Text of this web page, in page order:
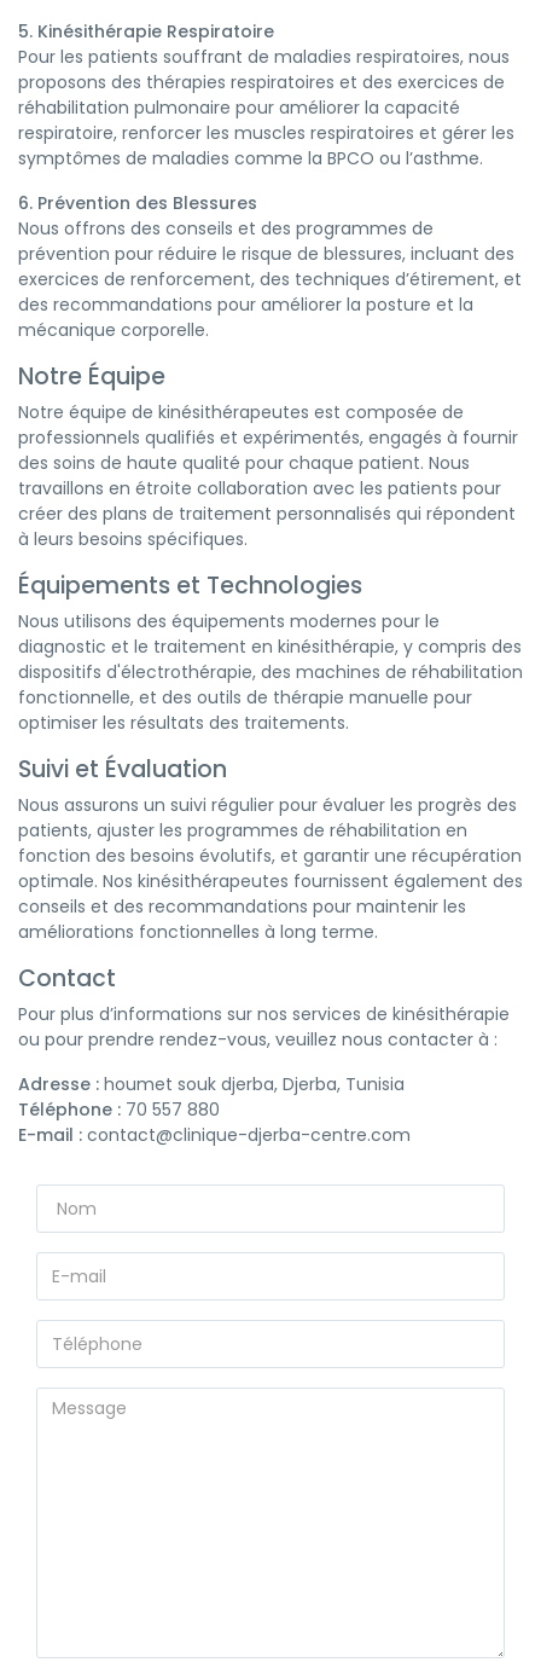
5. Kinésithérapie Respiratoire
Pour les patients souffrant de maladies respiratoires, nous
proposons des thérapies respiratoires et des exercices de
réhabilitation pulmonaire pour améliorer la capacité
respiratoire, renforcer les muscles respiratoires et gérer les
symptômes de maladies comme la BPCO ou l’asthme.
6. Prévention des Blessures
Nous offrons des conseils et des programmes de
prévention pour réduire le risque de blessures, incluant des
exercices de renforcement, des techniques d’étirement, et
des recommandations pour améliorer la posture et la
mécanique corporelle.
Notre Équipe
Notre équipe de kinésithérapeutes est composée de
professionnels qualifiés et expérimentés, engagés à fournir
des soins de haute qualité pour chaque patient. Nous
travaillons en étroite collaboration avec les patients pour
créer des plans de traitement personnalisés qui répondent
à leurs besoins spécifiques.
Équipements et Technologies
Nous utilisons des équipements modernes pour le
diagnostic et le traitement en kinésithérapie, y compris des
dispositifs d'électrothérapie, des machines de réhabilitation
fonctionnelle, et des outils de thérapie manuelle pour
optimiser les résultats des traitements.
Suivi et Évaluation
Nous assurons un suivi régulier pour évaluer les progrès des
patients, ajuster les programmes de réhabilitation en
fonction des besoins évolutifs, et garantir une récupération
optimale. Nos kinésithérapeutes fournissent également des
conseils et des recommandations pour maintenir les
améliorations fonctionnelles à long terme.
Contact
Pour plus d’informations sur nos services de kinésithérapie
ou pour prendre rendez-vous, veuillez nous contacter à :
Adresse : houmet souk djerba, Djerba, Tunisia
Téléphone : 70 557 880
E-mail : contact@clinique-djerba-centre.com